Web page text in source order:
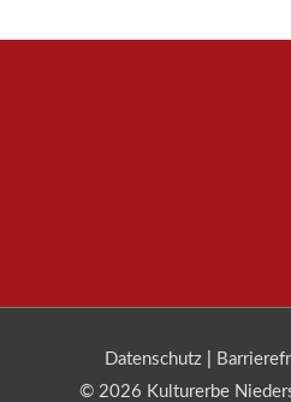
Datenschutz|
© 2026 Kulturerbe